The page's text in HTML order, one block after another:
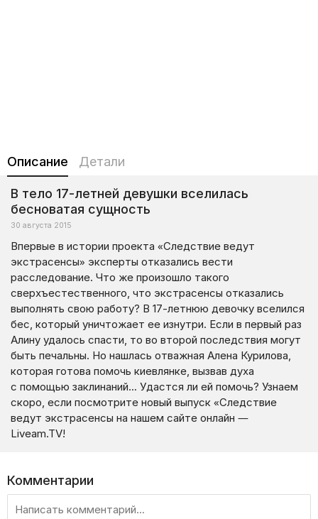
Описание Детали
В тело 17-летней девушки вселилась
бесноватая сущность
30 августа 2015
Впервые в истории проекта «Следствие ведут
экстрасенсы» эксперты отказались вести
расследование. Что же произошло такого
сверхъестественного, что экстрасенсы отказались
выполнять свою работу? В 17-летнюю девочку вселился
бес, который уничтожает ее изнутри. Если в первый раз
Алину удалось спасти, то во второй последствия могут
быть печальны. Но нашлась отважная Алена Курилова,
которая готова помочь киевлянке, вызвав духа
с помощью заклинаний… Удастся ли ей помочь? Узнаем
скоро, если посмотрите новый выпуск «Следствие
ведут экстрасенсы на нашем сайте онлайн —
Liveam.TV!
Комментарии